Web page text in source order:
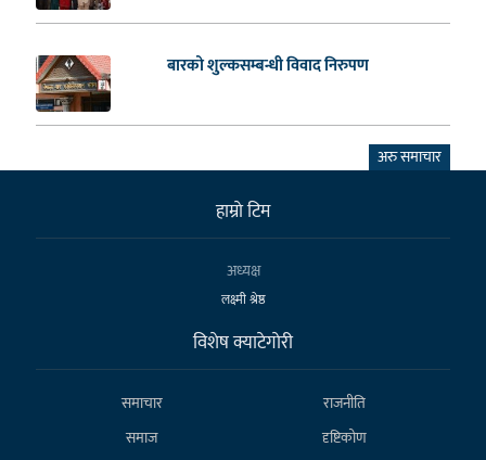
बारको शुल्कसम्बन्धी विवाद निरुपण
अरु समाचार
हाम्राे टिम
अध्यक्ष
लक्ष्मी श्रेष्ठ
विशेष क्याटेगाेरी
समाचार
राजनीति
समाज
दृष्टिकोण